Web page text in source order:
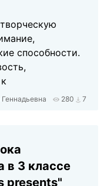
способности.
280 7
в 3 классе
presents"